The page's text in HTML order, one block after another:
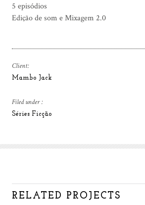
5 episódios
Edição de som e Mixagem 2.0
Client:
Mambo Jack
Filed under :
Séries Ficção
RELATED PROJECTS